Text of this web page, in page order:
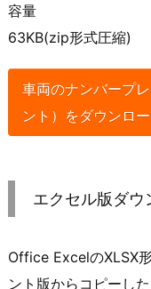
容量
63KB(zip形式圧縮)
車両のナンバープ
ント）をダウンロ
エクセル版ダウ
Office ExcelのXLSX
ント版からコピーした